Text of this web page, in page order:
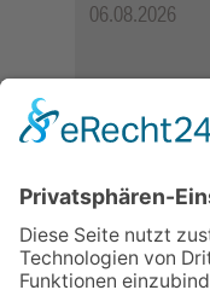
06.08.2026
06.08.2026
06.08.2026